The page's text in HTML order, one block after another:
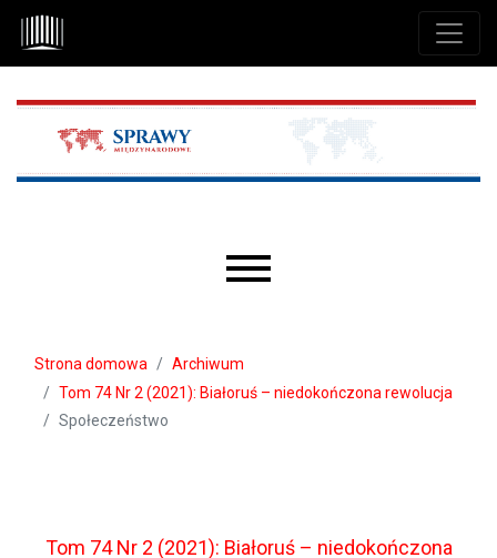
Przejdź do głównego menu
Przejdź do sekcji głównej
Przejdź do stopki
Strona domowa
Archiwum
Tom 74 Nr 2 (2021): Białoruś – niedokończona rewolucja
Społeczeństwo
Tom 74 Nr 2 (2021): Białoruś – niedokończona